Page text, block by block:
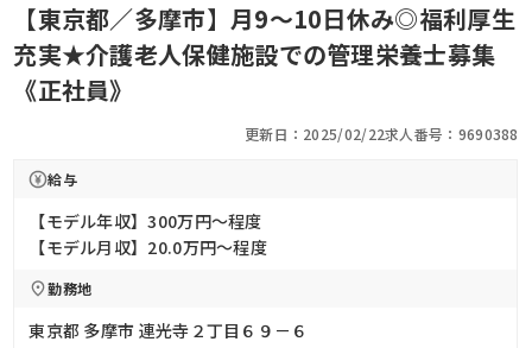
【東京都／多摩市】月9～10日休み◎福利厚生
充実★介護老人保健施設での管理栄養士募集
《正社員》
更新日：2025/02/22求人番号：9690388
給与
【モデル年収】300万円〜程度
【モデル月収】20.0万円〜程度
勤務地
東京都 多摩市 連光寺２丁目６９－６